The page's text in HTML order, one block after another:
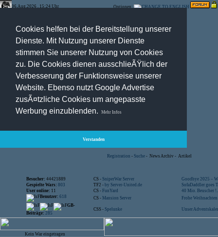
Cookies helfen bei der Bereitstellung unserer
Dienste. Mit Nutzung unserer Dienste
stimmen Sie unserer Nutzung von Cookies
zu. Die Cookies dienen ausschlieÃŸlich der
Verbesserung der Funktionsweise unserer
Website. Ebenso nutzt Google Advertise
zusÃ¤tzliche Cookies um angepasste
Werbung einzublenden.
Mehr Infos
Verstanden
06.Aug.2026 , 15:24 Uhr Optionen:
Registration - Suche - News Archiv - Artikel
Besucher: 44421889 CS - SniperWar Server
Goodbye 2025 –
Gespielte Wars: 803 TF2 - by Server-United.de
SofaDaddler goes
User online: 11 CS - FunYard
40 Mio. Beuscher
Benutzer: 618 CS - Mansion Server
Frohe
GB-
Beiträge: 285
CSS - Spelunke Unser
Kein War eingetragen